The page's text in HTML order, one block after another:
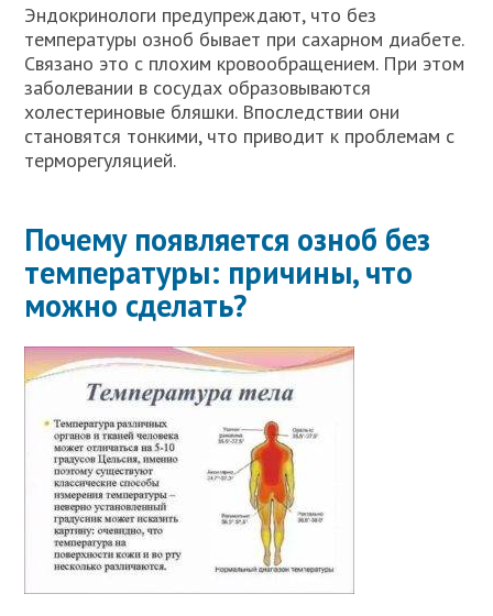
Эндокринологи предупреждают, что без
температуры озноб бывает при сахарном диабете.
Связано это с плохим кровообращением. При этом
заболевании в сосудах образовываются
холестериновые бляшки. Впоследствии они
становятся тонкими, что приводит к проблемам с
терморегуляцией.
Почему появляется озноб без
температуры: причины, что
можно сделать?